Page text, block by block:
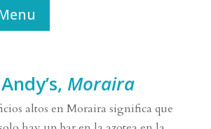
Moraira
altos en Moraira significa que